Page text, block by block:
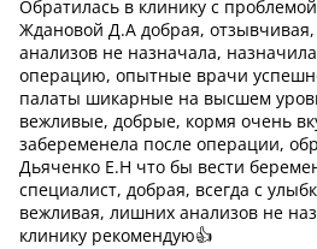
Обратилась в клинику с
Ждановой Д.А добрая,
анализов не назначала,
операцию, опытные врачи
палаты шикарные на высшем
вежливые, добрые, кормя очень
забеременела после операции,
Дьяченко Е.Н что бы вести
специалист, добрая, всегда с
вежливая, лишних анализов не
клинику рекомендую👍